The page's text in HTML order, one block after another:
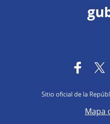
Sitio oficial de la
Mapa